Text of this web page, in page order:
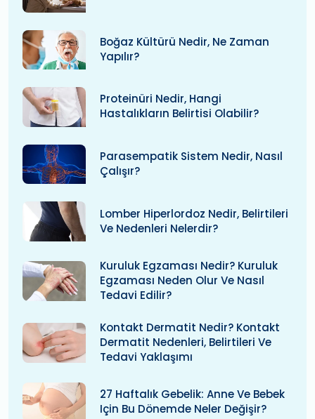
Boğaz Kültürü Nedir, Ne Zaman
Yapılır?
Proteinüri Nedir, Hangi
Hastalıkların Belirtisi Olabilir?
Parasempatik Sistem Nedir, Nasıl
Çalışır?
Lomber Hiperlordoz Nedir, Belirtileri
Ve Nedenleri Nelerdir?
Kuruluk Egzaması Nedir? Kuruluk
Egzaması Neden Olur Ve Nasıl
Tedavi Edilir?
Kontakt Dermatit Nedir? Kontakt
Dermatit Nedenleri, Belirtileri Ve
Tedavi Yaklaşımı
27 Haftalık Gebelik: Anne Ve Bebek
Için Bu Dönemde Neler Değişir?